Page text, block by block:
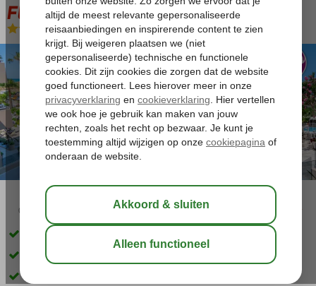
Fly & Go Missiria Appartementen
Logies-Hotel
03:30
Inclusief huurauto
Kleinschalig appartementencomplex